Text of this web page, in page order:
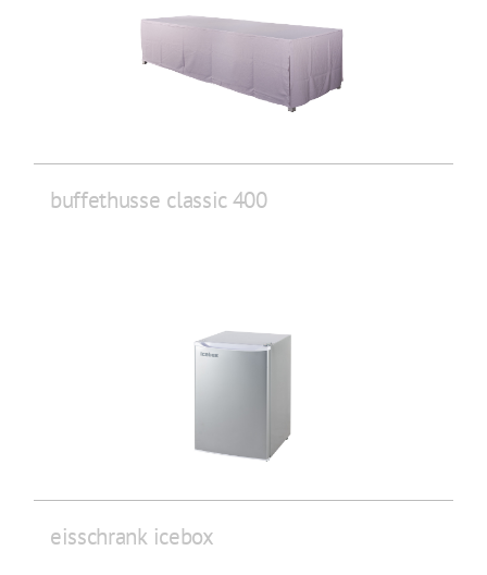
buffethusse classic 400
eisschrank icebox